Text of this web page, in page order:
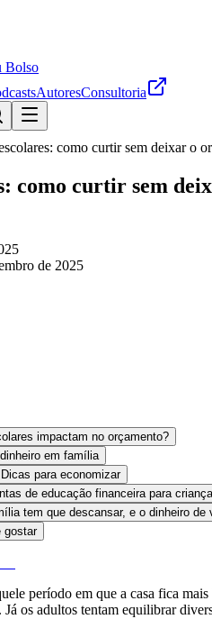
Bolso
AutoresConsultoria
como curtir sem deixar o
como curtir sem
de 2025
impactam no orçamento?
em família
para economizar
de educação financeira para
tem que descansar, e o dinheiro de
gostar
período em que a casa fica
os adultos tentam equilibrar